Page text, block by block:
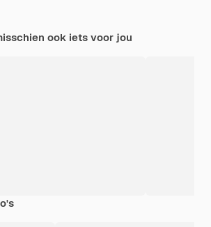
ook iets voor jou